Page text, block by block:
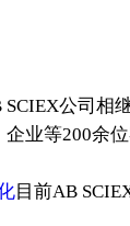
公司相
业等200余
目前AB